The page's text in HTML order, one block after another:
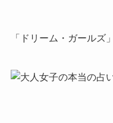
「ドリーム・ガールズ」